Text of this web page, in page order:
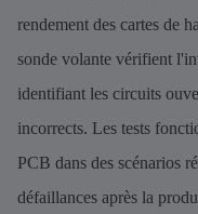
rendement des cartes de
sonde volante vérifient
identifiant les circuits
incorrects. Les tests
PCB dans des scénarios
défaillances après la